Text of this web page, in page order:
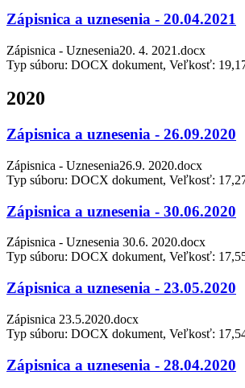
Zápisnica a uznesenia - 20.04.2021
Zápisnica - Uznesenia20. 4. 2021.docx
Typ súboru: DOCX dokument, Veľkosť:
2020
Zápisnica a uznesenia - 26.09.2020
Zápisnica - Uznesenia26.9. 2020.docx
Typ súboru: DOCX dokument, Veľkosť:
Zápisnica a uznesenia - 30.06.2020
Zápisnica - Uznesenia 30.6. 2020.docx
Typ súboru: DOCX dokument, Veľkosť:
Zápisnica a uznesenia - 23.05.2020
Zápisnica 23.5.2020.docx
Typ súboru: DOCX dokument, Veľkosť:
Zápisnica a uznesenia - 28.04.2020